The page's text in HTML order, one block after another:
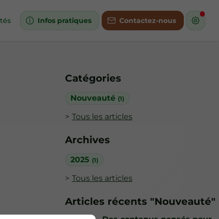
Infos pratiques Contactez-nous
Catégories
Nouveauté (1)
Tous les articles
Archives
2025 (1)
Tous les articles
Articles récents "Nouveauté"